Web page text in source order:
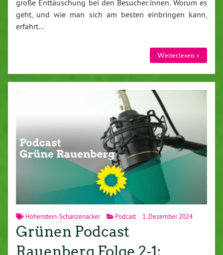
große Enttäuschung bei den Besucher:innen. Worum es
geht, und wie man sich am besten einbringen kann,
erfahrt…
Weiterlesen »
Hohenstein-Schanzenäcker Podcast 1. Dezember 2024
Grünen Podcast
Rauenberg Folge 2-1: